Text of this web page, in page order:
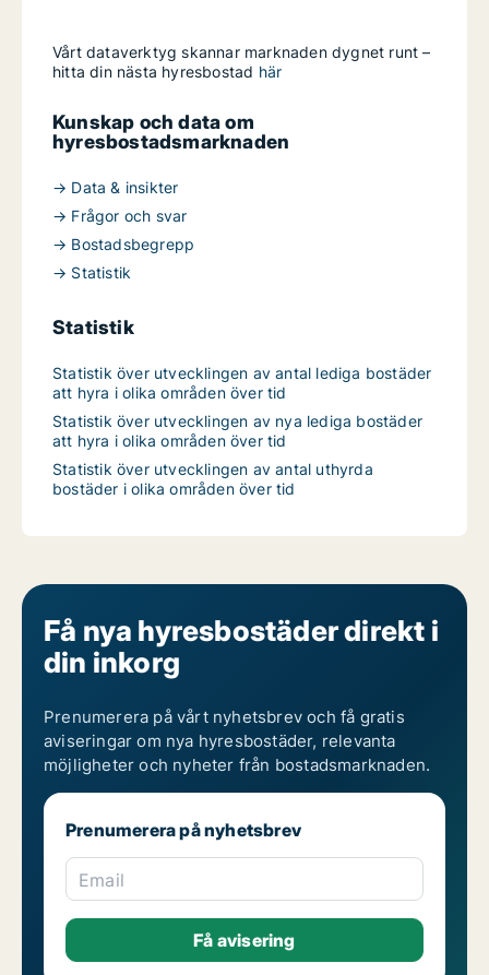
Vårt dataverktyg skannar marknaden dygnet runt –
hitta din nästa hyresbostad här
Kunskap och data om
hyresbostadsmarknaden
→ Data & insikter
→ Frågor och svar
→ Bostadsbegrepp
→ Statistik
Statistik
Statistik över utvecklingen av antal lediga bostäder
att hyra i olika områden över tid
Statistik över utvecklingen av nya lediga bostäder
att hyra i olika områden över tid
Statistik över utvecklingen av antal uthyrda
bostäder i olika områden över tid
Få nya hyresbostäder direkt i
din inkorg
Prenumerera på vårt nyhetsbrev och få gratis
aviseringar om nya hyresbostäder, relevanta
möjligheter och nyheter från bostadsmarknaden.
Prenumerera på nyhetsbrev
Email